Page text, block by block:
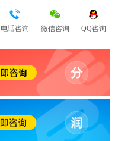
QQ咨询
微信咨询
电话咨询